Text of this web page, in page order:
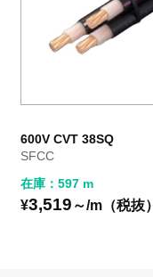
600V CVT 38SQ
SFCC
在庫：597 m
¥3,519 ～/m（税抜）